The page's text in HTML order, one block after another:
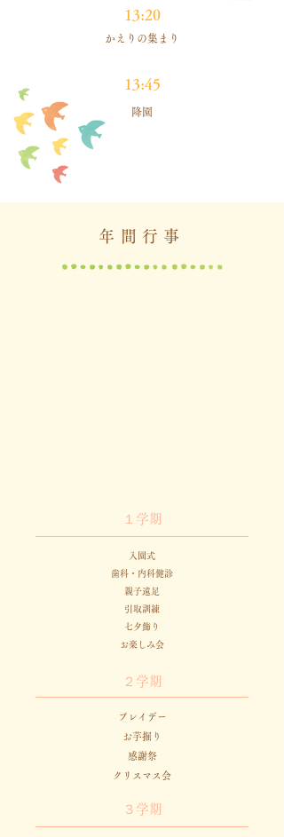
13:20
かえりの集まり
13:45
降園
年間行事
１学期
入園式
歯科・内科健診
親子遠足
引取訓練
七夕飾り
お楽しみ会
２学期
​プレイデー
お芋掘り
感謝祭
クリスマス会
３学期